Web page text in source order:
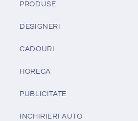
PRODUSE
DESIGNERI
CADOURI
HORECA
PUBLICITATE
INCHIRIERI AUTO